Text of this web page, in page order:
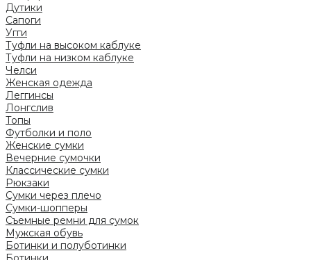
Дутики
Сапоги
Угги
Туфли на высоком каблуке
Туфли на низком каблуке
Челси
Женская одежда
Леггинсы
Лонгслив
Топы
Футболки и поло
Женские сумки
Вечерние сумочки
Классические сумки
Рюкзаки
Сумки через плечо
Сумки-шопперы
Съемные ремни для сумок
Мужская обувь
Ботинки и полуботинки